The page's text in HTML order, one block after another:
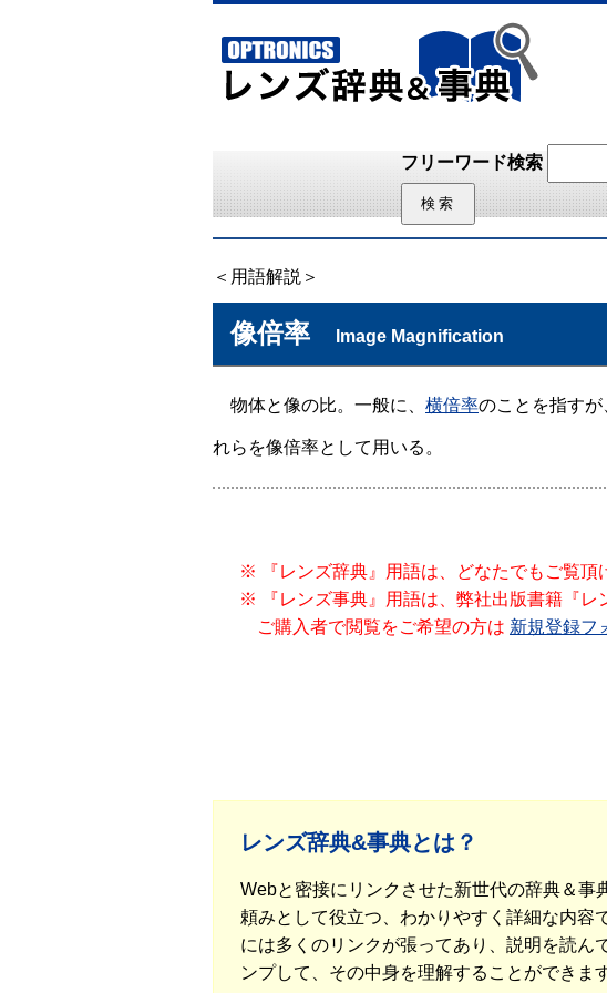
フリーワード検索
＜用語解説＞
像倍率 Image Magnification
物体と像の比。一般に、 横倍率のことを指すが
れらを像倍率として用いる。
※ 『レンズ辞典』用語は、どなたでもご覧頂
※ 『レンズ事典』用語は、弊社出版書籍『レ
ご購入者で閲覧をご希望の方は 新規登録フ
レンズ辞典&事典とは？
Webと密接にリンクさせた新世代の辞典＆
頼みとして役立つ、わかりやすく詳細な内容
には多くのリンクが張ってあり、説明を読ん
ンプして、その中身を理解することができます